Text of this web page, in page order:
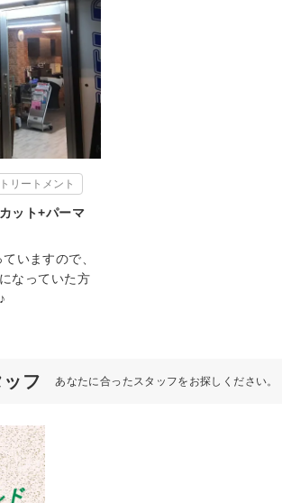
リートメント
ット+パーマ
いますので、
なっていた方
フ あなたに合ったスタッフをお探しください。